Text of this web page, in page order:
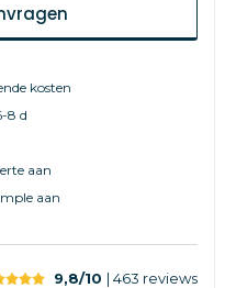
kosten
8 d
aan
aan
9,8/10 | 463 reviews